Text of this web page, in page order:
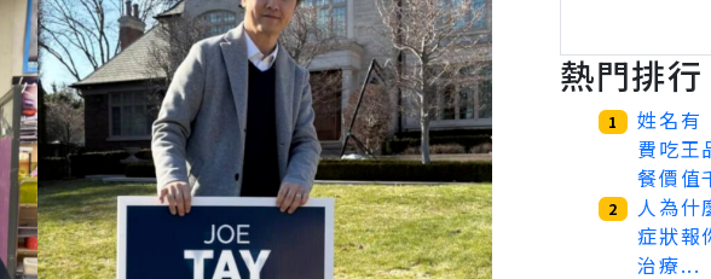
熱門排行
1
姓名有
費吃
餐價值
2
人為什
症狀報
治療...